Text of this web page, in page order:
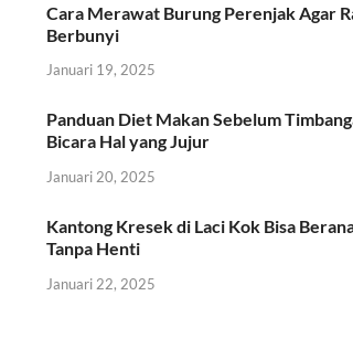
Cara Merawat Burung Perenjak Agar
Berbunyi
Januari 19, 2025
Panduan Diet Makan Sebelum
Bicara Hal yang Jujur
Januari 20, 2025
Kantong Kresek di Laci Kok Bisa
Tanpa Henti
Januari 22, 2025